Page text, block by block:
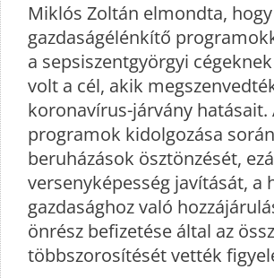
Miklós Zoltán elmondta,
gazdaságélénkítő
a sepsiszentgyörgyi
volt a cél, akik
koronavírus-járvány hatásait.
programok kidolgozása
beruházások ösztönzését,
versenyképesség javítását, a
gazdasághoz való
önrész befizetése által az
többszorosítését vették